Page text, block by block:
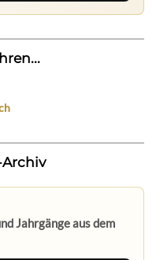
Jahrgänge aus dem